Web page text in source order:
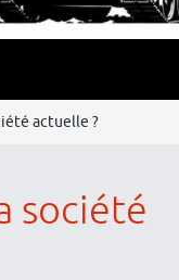
actuelle ?
société